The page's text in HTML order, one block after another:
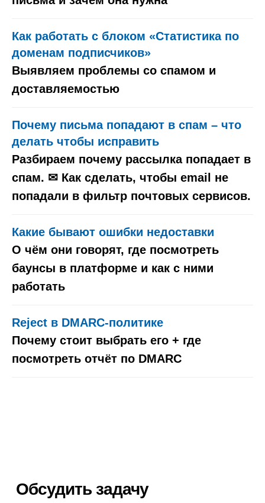
Как работать с блоком «Статистика по
доменам подписчиков»
Выявляем проблемы со спамом и
доставляемостью
Почему письма попадают в спам – что
делать чтобы исправить
Разбираем почему рассылка попадает в
спам. ✉ Как сделать, чтобы email не
попадали в фильтр почтовых сервисов.
Какие бывают ошибки недоставки
О чём они говорят, где посмотреть
баунсы в платформе и как с ними
работать
Reject в DMARC-политике
Почему стоит выбрать его + где
посмотреть отчёт по DMARC
Обсудить задачу